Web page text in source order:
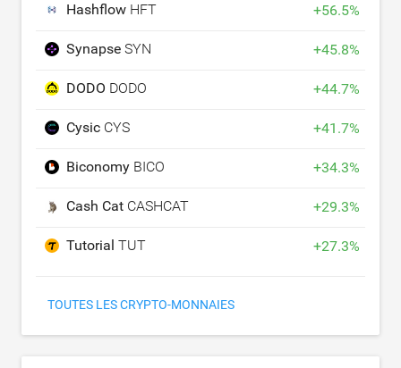
Hashflow HFT +56.5%
Synapse SYN +45.8%
DODO DODO +44.7%
Cysic CYS +41.7%
Biconomy BICO +34.3%
Cash Cat CASHCAT +29.3%
Tutorial TUT +27.3%
TOUTES LES CRYPTO-MONNAIES